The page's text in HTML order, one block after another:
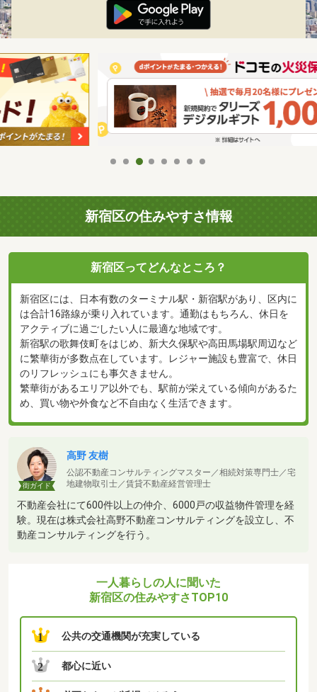
新宿区の住みやすさ情報
新宿区ってどんなところ？
新宿区には、日本有数のターミナル駅・新宿駅があり、区内に
は合計16路線が乗り入れています。通勤はもちろん、休日を
アクティブに過ごしたい人に最適な地域です。
新宿駅の歌舞伎町をはじめ、新大久保駅や高田馬場駅周辺など
に繁華街が多数点在しています。レジャー施設も豊富で、休日
のリフレッシュにも事欠きません。
繁華街があるエリア以外でも、駅前が栄えている傾向があるた
め、買い物や外食など不自由なく生活できます。
街ガイド
高野 友樹
公認不動産コンサルティングマスター／相続対策専門士／宅
地建物取引士／賃貸不動産経営管理士
不動産会社にて600件以上の仲介、6000戸の収益物件管理を経
験。現在は株式会社高野不動産コンサルティングを設立し、不
動産コンサルティングを行う。
一人暮らしの人に聞いた
新宿区の住みやすさTOP10
1 公共の交通機関が充実している
2 都心に近い